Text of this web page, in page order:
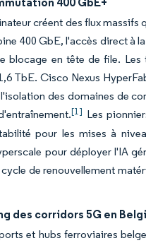
créent des flux massifs
400 GbE, l'accès direct à
en tête de file.
TbE. Cisco Nexus
des domaines de
[1] Les
pour les mises à
pour déployer l'IA
de renouvellement
des corridors 5G en
et hubs ferroviaires